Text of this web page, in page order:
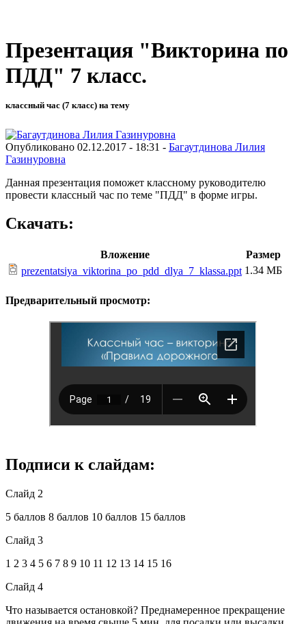
Презентация "Викторина по
ПДД" 7 класс.
классный час (7 класс) на тему
Опубликовано 02.12.2017 - 18:31 - Багаутдинова Лилия
Газинуровна
Данная презентация поможет классному руководителю
провести классный час по теме "ПДД" в форме игры.
Скачать:
Вложение
Размер
prezentatsiya_viktorina_po_pdd_dlya_7_klassa.ppt 1.34 МБ
Предварительный просмотр:
Подписи к слайдам:
Слайд 2
5 баллов 8 баллов 10 баллов 15 баллов
Слайд 3
1 2 3 4 5 6 7 8 9 10 11 12 13 14 15 16
Слайд 4
Что называется остановкой? Преднамеренное прекращение